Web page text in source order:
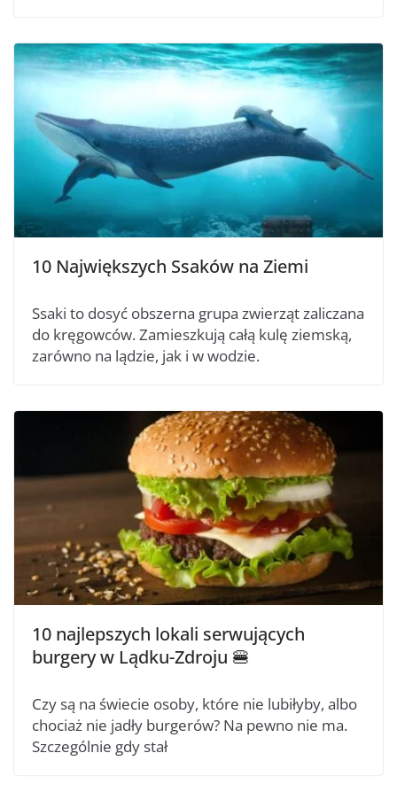
10 Największych Ssaków na Ziemi
Ssaki to dosyć obszerna grupa zwierząt zaliczana
do kręgowców. Zamieszkują całą kulę ziemską,
zarówno na lądzie, jak i w wodzie.
10 najlepszych lokali serwujących
burgery w Lądku-Zdroju 🍔
Czy są na świecie osoby, które nie lubiłyby, albo
chociaż nie jadły burgerów? Na pewno nie ma.
Szczególnie gdy stał